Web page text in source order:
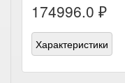
174996.0 ₽
Характеристики